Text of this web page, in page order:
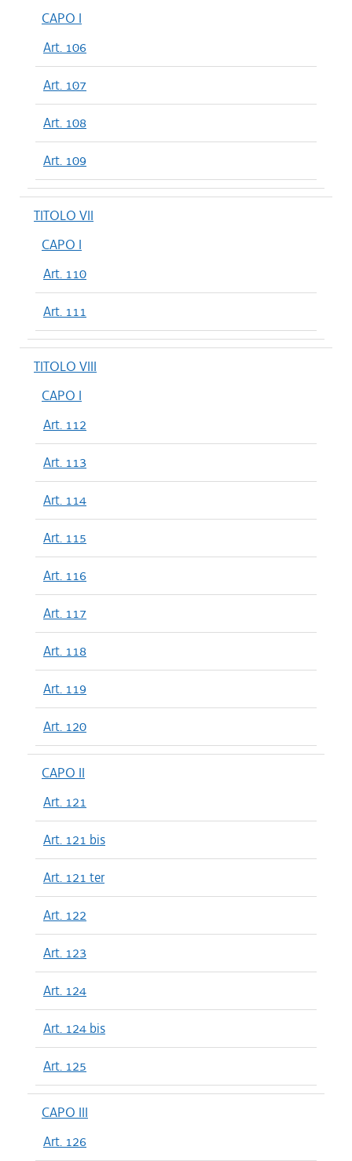
CAPO I
Art. 106
Art. 107
Art. 108
Art. 109
TITOLO VII
CAPO I
Art. 110
Art. 111
TITOLO VIII
CAPO I
Art. 112
Art. 113
Art. 114
Art. 115
Art. 116
Art. 117
Art. 118
Art. 119
Art. 120
CAPO II
Art. 121
Art. 121 bis
Art. 121 ter
Art. 122
Art. 123
Art. 124
Art. 124 bis
Art. 125
CAPO III
Art. 126